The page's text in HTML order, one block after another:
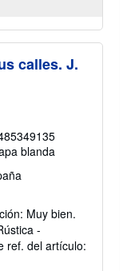
calles. J.
blanda
Muy bien.
-
ref. del artículo: